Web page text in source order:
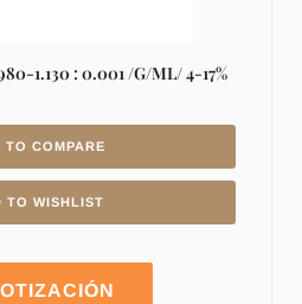
1.130 : 0.001 /G/ML/ 4-17%
TO COMPARE
TO WISHLIST